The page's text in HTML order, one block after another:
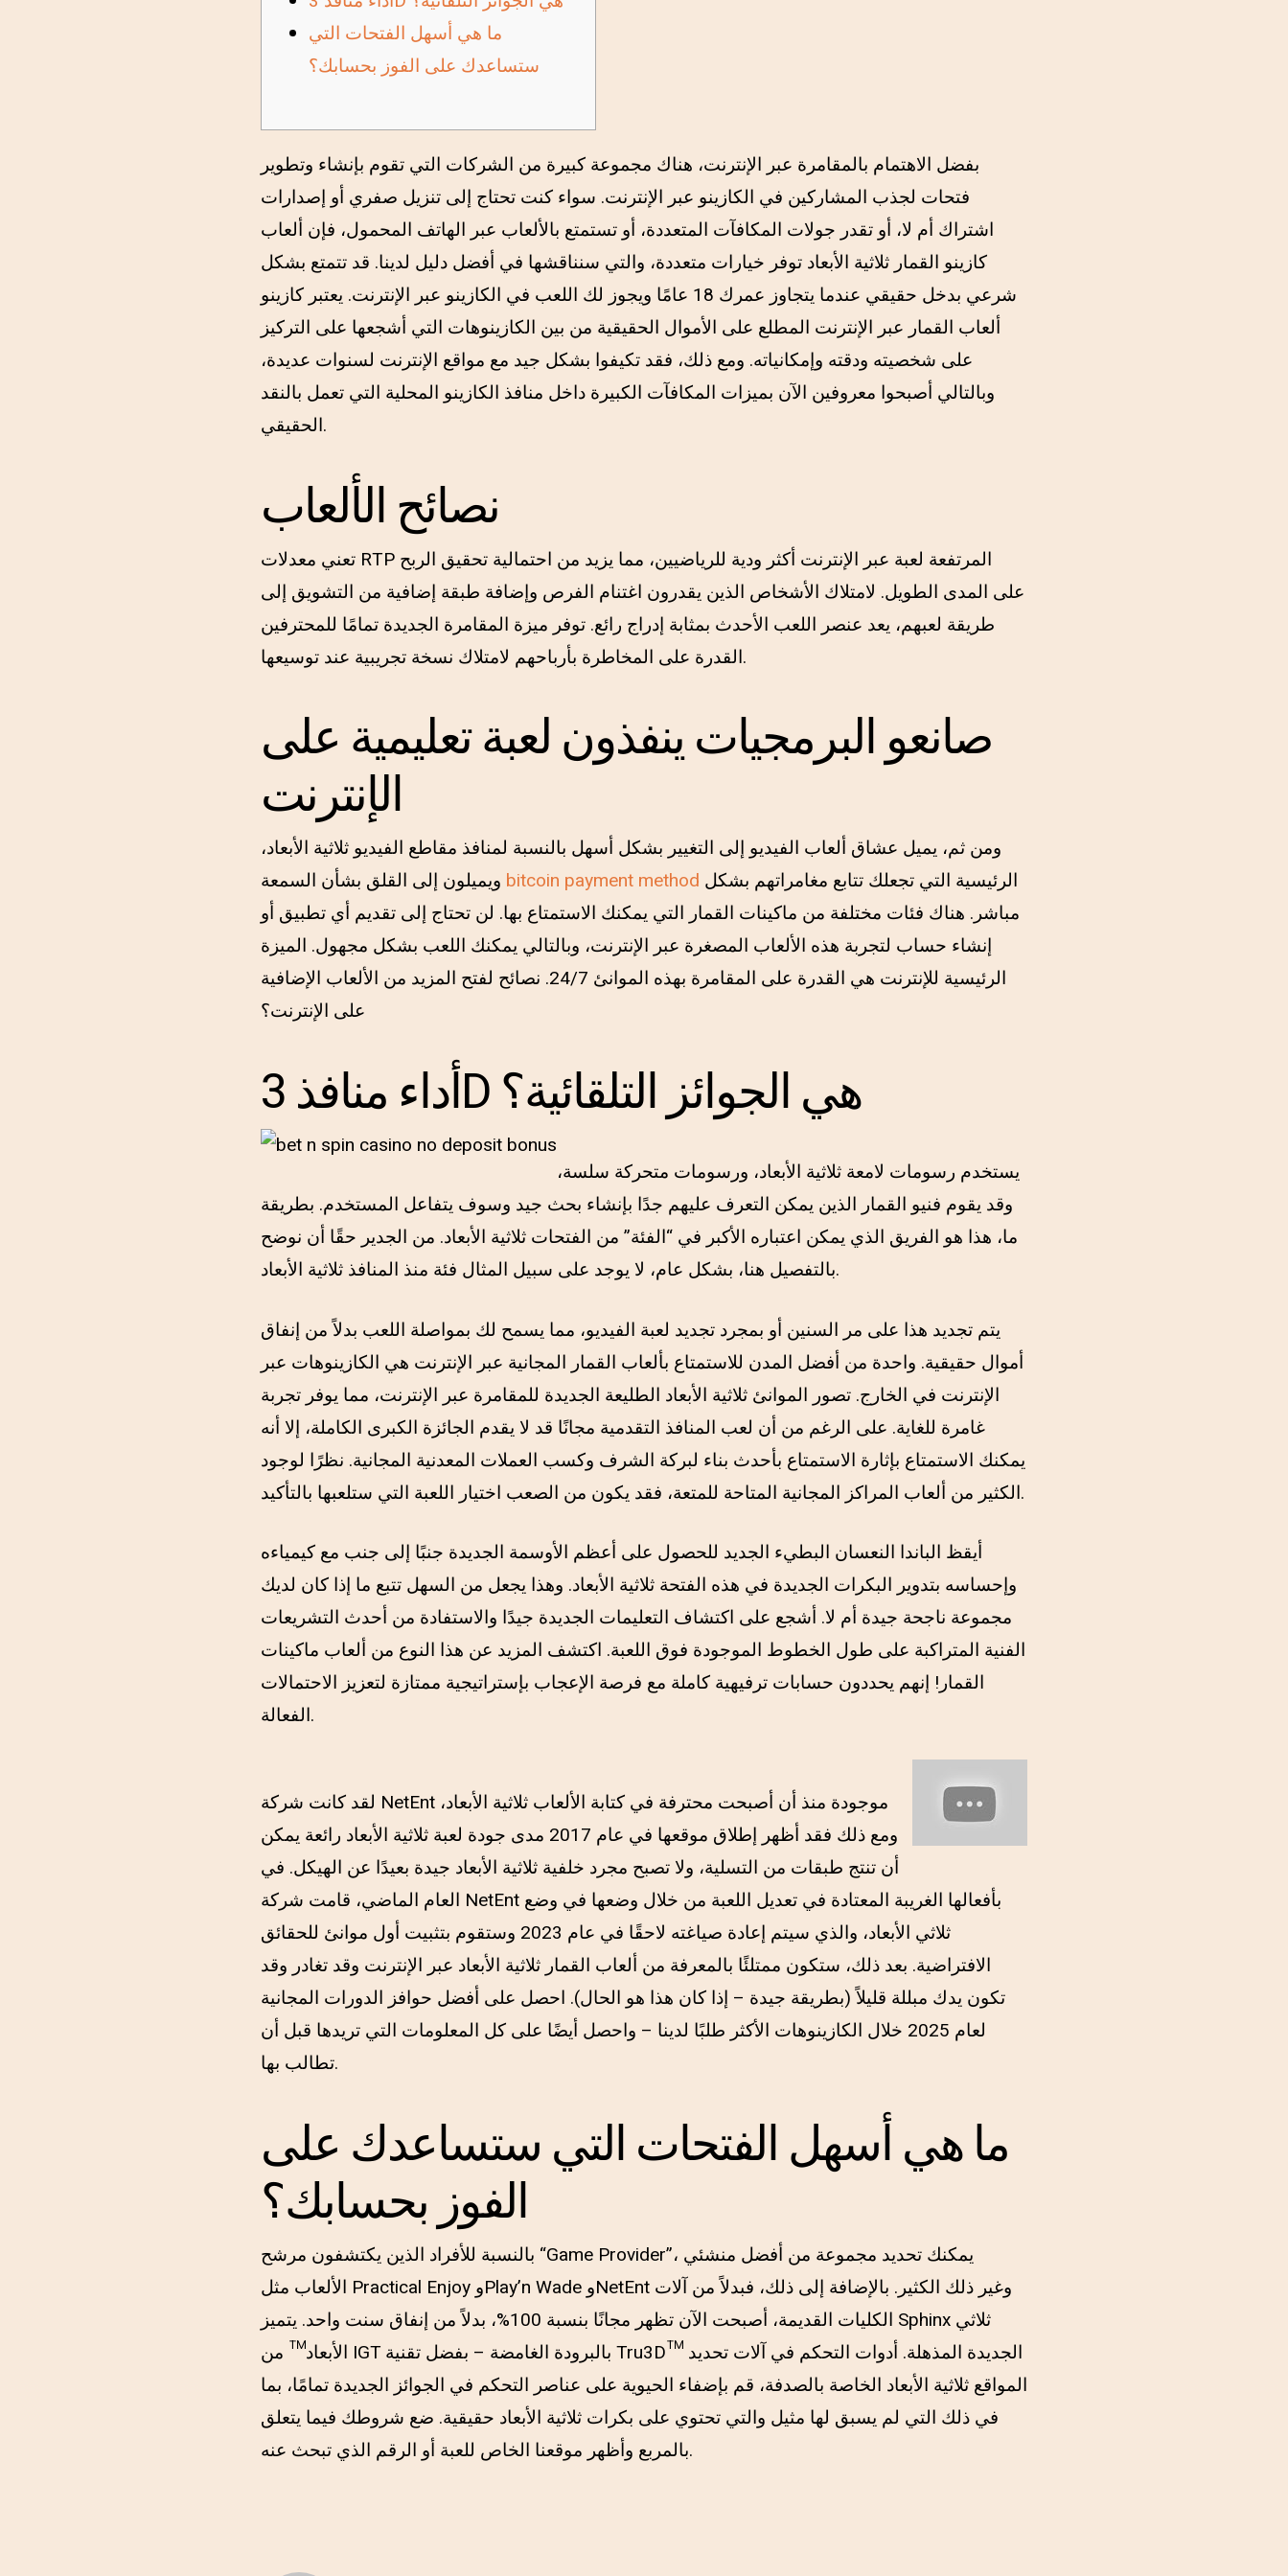
ما هي أسهل الفتحات التي
ستساعدك على الفوز بحسابك؟
بفضل الاهتمام بالمقامرة عبر الإنترنت، هناك مجموعة كبيرة من الشركات التي تقوم بإنشاء وتطوير
فتحات لجذب المشاركين في الكازينو عبر الإنترنت. سواء كنت تحتاج إلى تنزيل صفري أو إصدارات
اشتراك أم لا، أو تقدر جولات المكافآت المتعددة، أو تستمتع بالألعاب عبر الهاتف المحمول، فإن ألعاب
كازينو القمار ثلاثية الأبعاد توفر خيارات متعددة، والتي سنناقشها في أفضل دليل لدينا. قد تتمتع بشكل
شرعي بدخل حقيقي عندما يتجاوز عمرك 18 عامًا ويجوز لك اللعب في الكازينو عبر الإنترنت.
يعتبر كازينو
ألعاب القمار عبر الإنترنت المطلع على الأموال الحقيقية من بين الكازينوهات التي أشجعها على التركيز
على شخصيته ودقته وإمكانياته. ومع ذلك، فقد تكيفوا بشكل جيد مع مواقع الإنترنت لسنوات عديدة،
وبالتالي أصبحوا معروفين الآن بميزات المكافآت الكبيرة داخل منافذ الكازينو المحلية التي تعمل بالنقد
الحقيقي.
نصائح الألعاب
تعني معدلات RTP المرتفعة لعبة عبر الإنترنت أكثر ودية للرياضيين، مما يزيد من احتمالية تحقيق الربح
على المدى الطويل. لامتلاك الأشخاص الذين يقدرون اغتنام الفرص وإضافة طبقة إضافية من التشويق إلى
طريقة لعبهم، يعد عنصر اللعب الأحدث بمثابة إدراج رائع. توفر ميزة المقامرة الجديدة تمامًا للمحترفين
القدرة على المخاطرة بأرباحهم لامتلاك نسخة تجريبية عند توسيعها.
صانعو البرمجيات ينفذون لعبة تعليمية على
الإنترنت
ومن ثم، يميل عشاق ألعاب الفيديو إلى التغيير بشكل أسهل بالنسبة لمنافذ مقاطع الفيديو ثلاثية الأبعاد،
bitcoin payment method
مباشر. هناك فئات مختلفة من ماكينات القمار التي يمكنك الاستمتاع بها. لن تحتاج إلى تقديم أي تطبيق أو
إنشاء حساب لتجربة هذه الألعاب المصغرة عبر الإنترنت، وبالتالي يمكنك اللعب بشكل مجهول. الميزة
الرئيسية للإنترنت هي القدرة على المقامرة بهذه الموانئ 24/7. نصائح لفتح المزيد من الألعاب الإضافية
على الإنترنت؟
أداء منافذ 3D هي الجوائز التلقائية؟
يستخدم رسومات لامعة ثلاثية الأبعاد، ورسومات متحركة سلسة،
وقد يقوم فنيو القمار الذين يمكن التعرف عليهم جدًا بإنشاء بحث جيد وسوف يتفاعل المستخدم. بطريقة
ما، هذا هو الفريق الذي يمكن اعتباره الأكبر في “الفئة” من الفتحات ثلاثية الأبعاد. من الجدير حقًا أن نوضح
بالتفصيل هنا، بشكل عام، لا يوجد على سبيل المثال فئة منذ المنافذ ثلاثية الأبعاد.
يتم تجديد هذا على مر السنين أو بمجرد تجديد لعبة الفيديو، مما يسمح لك بمواصلة اللعب بدلاً من إنفاق
أموال حقيقية. واحدة من أفضل المدن للاستمتاع بألعاب القمار المجانية عبر الإنترنت هي الكازينوهات عبر
الإنترنت في الخارج. تصور الموانئ ثلاثية الأبعاد الطليعة الجديدة للمقامرة عبر الإنترنت، مما يوفر تجربة
غامرة للغاية. على الرغم من أن لعب المنافذ التقدمية مجانًا قد لا يقدم الجائزة الكبرى الكاملة، إلا أنه
يمكنك الاستمتاع بإثارة الاستمتاع بأحدث بناء لبركة الشرف وكسب العملات المعدنية المجانية. نظرًا لوجود
الكثير من ألعاب المراكز المجانية المتاحة للمتعة، فقد يكون من الصعب اختيار اللعبة التي ستلعبها بالتأكيد.
أيقظ الباندا النعسان البطيء الجديد للحصول على أعظم الأوسمة الجديدة جنبًا إلى جنب مع كيمياءه
وإحساسه بتدوير البكرات الجديدة في هذه الفتحة ثلاثية الأبعاد. وهذا يجعل من السهل تتبع ما إذا كان لديك
مجموعة ناجحة جيدة أم لا. أشجع على اكتشاف التعليمات الجديدة جيدًا والاستفادة من أحدث التشريعات
الفنية المتراكبة على طول الخطوط الموجودة فوق اللعبة. اكتشف المزيد عن هذا النوع من ألعاب ماكينات
القمار! إنهم يحددون حسابات ترفيهية كاملة مع فرصة الإعجاب بإستراتيجية ممتازة لتعزيز الاحتمالات
الفعالة.
لقد كانت شركة NetEnt موجودة منذ أن أصبحت محترفة في كتابة الألعاب ثلاثية الأبعاد،
ومع ذلك فقد أظهر إطلاق موقعها في عام 2017 مدى جودة لعبة ثلاثية الأبعاد رائعة يمكن
أن تنتج طبقات من التسلية، ولا تصبح مجرد خلفية ثلاثية الأبعاد جيدة بعيدًا عن الهيكل. في
العام الماضي، قامت شركة NetEnt بأفعالها الغريبة المعتادة في تعديل اللعبة من خلال وضعها في وضع
ثلاثي الأبعاد، والذي سيتم إعادة صياغته لاحقًا في عام 2023 وستقوم بتثبيت أول موانئ للحقائق
الافتراضية. بعد ذلك، ستكون ممتلئًا بالمعرفة من ألعاب القمار ثلاثية الأبعاد عبر الإنترنت وقد تغادر وقد
تكون يدك مبللة قليلاً (بطريقة جيدة – إذا كان هذا هو الحال). احصل على أفضل حوافز الدورات المجانية
لعام 2025 خلال الكازينوهات الأكثر طلبًا لدينا – واحصل أيضًا على كل المعلومات التي تريدها قبل أن
تطالب بها.
ما هي أسهل الفتحات التي ستساعدك على
الفوز بحسابك؟
بالنسبة للأفراد الذين يكتشفون مرشح “Game Provider”، يمكنك تحديد مجموعة من أفضل منشئي
الألعاب مثل Practical Enjoy وPlay’n Wade وNetEnt وغير ذلك الكثير. بالإضافة إلى ذلك، فبدلاً من آلات
الكليات القديمة، أصبحت الآن تظهر مجانًا بنسبة 100%، بدلاً من إنفاق سنت واحد. يتميز Sphinx ثلاثي
الأبعاد™ من IGT بالبرودة الغامضة – بفضل تقنية Tru3D™ الجديدة المذهلة. أدوات التحكم في آلات تحديد
المواقع ثلاثية الأبعاد الخاصة بالصدفة، قم بإضفاء الحيوية على عناصر التحكم في الجوائز الجديدة تمامًا، بما
في ذلك التي لم يسبق لها مثيل والتي تحتوي على بكرات ثلاثية الأبعاد حقيقية. ضع شروطك فيما يتعلق
بالمربع وأظهر موقعنا الخاص للعبة أو الرقم الذي تبحث عنه.